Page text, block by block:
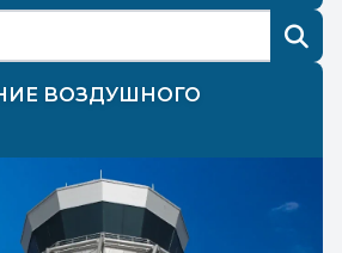
ВОЗДУШНОГО